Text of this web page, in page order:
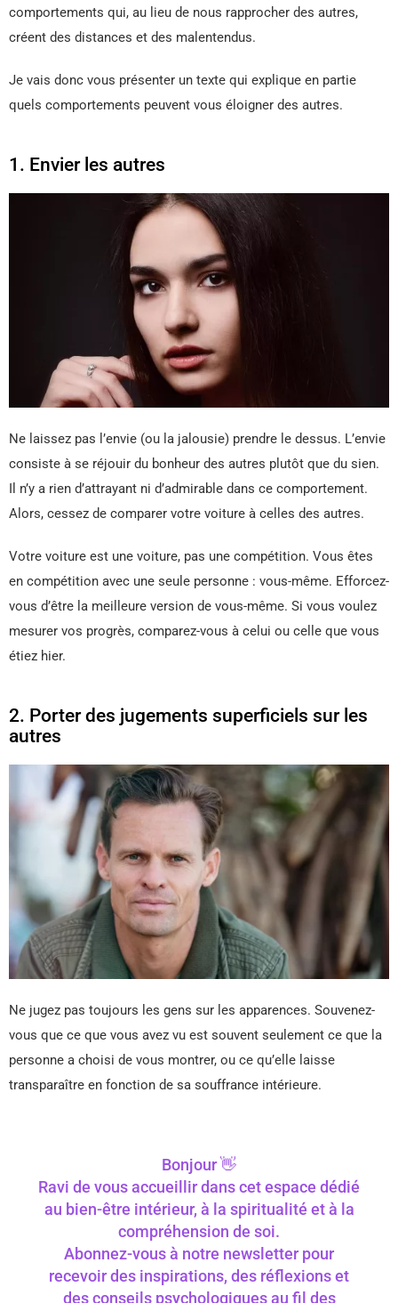
comportements qui, au lieu de nous rapprocher des autres,
créent des distances et des malentendus.
Je vais donc vous présenter un texte qui explique en partie
quels comportements peuvent vous éloigner des autres.
1. Envier les autres
Ne laissez pas l’envie (ou la jalousie) prendre le dessus. L’envie
consiste à se réjouir du bonheur des autres plutôt que du sien.
Il n’y a rien d’attrayant ni d’admirable dans ce comportement.
Alors, cessez de comparer votre voiture à celles des autres.
Votre voiture est une voiture, pas une compétition. Vous êtes
en compétition avec une seule personne : vous-même. Efforcez-
vous d’être la meilleure version de vous-même. Si vous voulez
mesurer vos progrès, comparez-vous à celui ou celle que vous
étiez hier.
2. Porter des jugements superficiels sur les
autres
Ne jugez pas toujours les gens sur les apparences. Souvenez-
vous que ce que vous avez vu est souvent seulement ce que la
personne a choisi de vous montrer, ou ce qu’elle laisse
transparaître en fonction de sa souffrance intérieure.
Bonjour 👋
Ravi de vous accueillir dans cet espace dédié
au bien-être intérieur, à la spiritualité et à la
compréhension de soi.
Abonnez-vous à notre newsletter pour
recevoir des inspirations, des réflexions et
des conseils psychologiques au fil des